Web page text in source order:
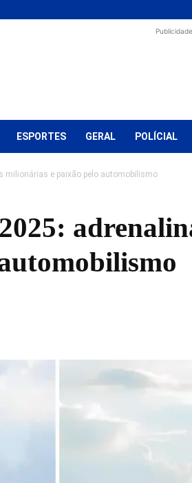
Publicidade
ESPORTES GERAL POLÍCIAL
milionárias e paixão pelo automobilismo